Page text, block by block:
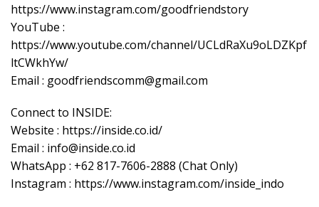
https://www.instagram.com/goodfriendstory
YouTube :
https://www.youtube.com/channel/UCLdRaXu9oLDZKpf
ltCWkhYw/
Email : goodfriendscomm@gmail.com
Connect to INSIDE:
Website : https://inside.co.id/
Email : info@inside.co.id
WhatsApp : +62 817-7606-2888 (Chat Only)
Instagram : https://www.instagram.com/inside_indo